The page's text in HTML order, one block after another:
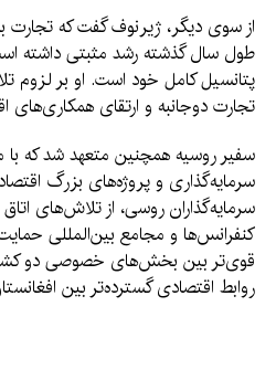
از سوی دیگر، ژیرنوف گفت که تجارت
طول سال گذشته رشد مثبتی داشته
پتانسیل کامل خود است. او بر لزوم
تجارت دوجانبه و ارتقای همکاری‌های
سفیر روسیه همچنین متعهد شد که
سرمایه‌گذاری و پروژه‌های بزرگ
سرمایه‌گذاران روسی، از تلاش‌های
کنفرانس‌ها و مجامع بین‌المللی حمایت
قوی‌تر بین بخش‌های خصوصی دو
روابط اقتصادی گسترده‌تر بین